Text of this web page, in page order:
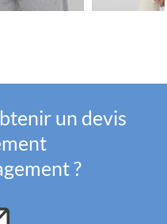
un devis
?